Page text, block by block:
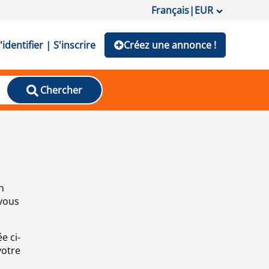
Français|EUR
| S'inscrire Créez une annonce !
Chercher
ci-